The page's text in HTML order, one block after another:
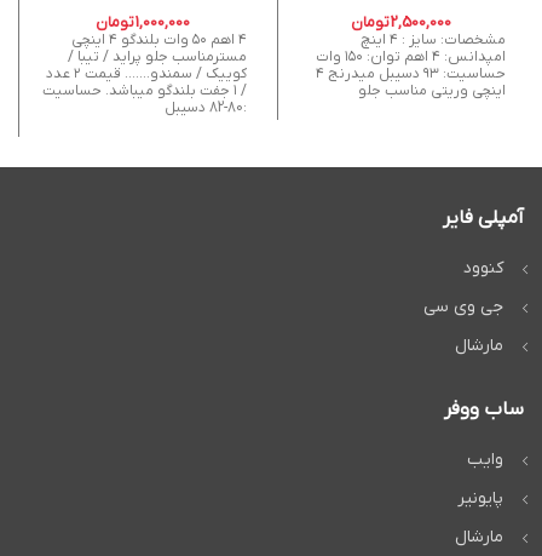
2,500,000تومان
مشخصات: سایز : ۴ اینچ
امپدانس: ۴ اهم توان: ۱۵۰ وات
حساسیت: ۹۳ دسیبل میدرنج ۴
اینچی وریتی مناسب جلو
1,000,000تومان
۴ اهم ۵۰ وات بلندگو ۴ اینچی
مسترمناسب جلو پراید / تیبا /
کوییک / سمندو....... قیمت ۲ عدد
/ ۱ جفت بلندگو میباشد. حساسیت
:80-82 دسیبل
آمپلی فایر
کنوود
جی وی سی
مارشال
ساب ووفر
وایب
پایونیر
مارشال